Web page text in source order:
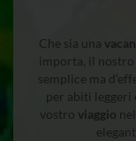
Che sia una
importa, il nostro
semplice ma
per abiti leggeri
vostro viaggio